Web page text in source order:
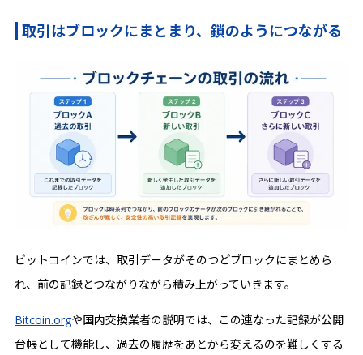
取引はブロックにまとまり、鎖のようにつながる
ビットコインでは、取引データがそのつどブロックにまとめら
れ、前の記録とつながりながら積み上がっていきます。
Bitcoin.orgや国内交換業者の説明では、この連なった記録が公開
台帳として機能し、過去の履歴をあとから変えるのを難しくする